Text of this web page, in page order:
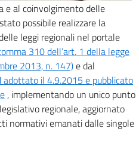
e al coinvolgimento delle
possibile realizzare la
leggi regionali nel portale
310 dell’art. 1 della legge
2013, n. 147)e dal
adottato il 4.9.2015 e pubblicato
, implementando un unico punto
regionale, aggiornato
normativi emanati dalle singole